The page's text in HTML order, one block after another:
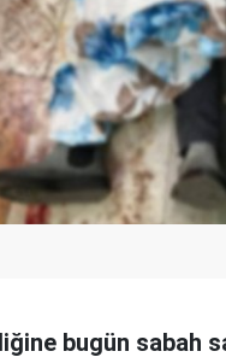
bugün sabah